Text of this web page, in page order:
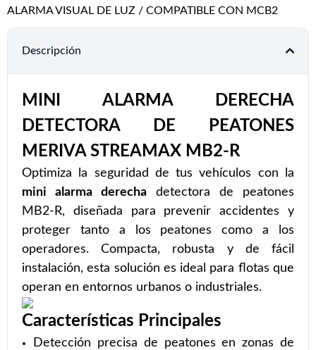
ALARMA VISUAL DE LUZ / COMPATIBLE CON MCB2
Descripción
MINI ALARMA DERECHA
DETECTORA DE PEATONES
MERIVA STREAMAX MB2-R
Optimiza la seguridad de tus vehículos con la
mini alarma derecha detectora de peatones
MB2-R, diseñada para prevenir accidentes y
proteger tanto a los peatones como a los
operadores. Compacta, robusta y de fácil
instalación, esta solución es ideal para flotas que
operan en entornos urbanos o industriales.
Características Principales
Detección precisa de peatones en zonas de